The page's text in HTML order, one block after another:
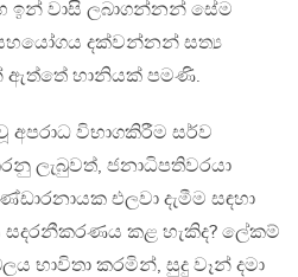
ඉන් වාසි ලබාගන්නන් සේම
සහයෝගය දක්වන්නන් සත්‍ය
ඇත්තේ හානියක් පමණි.
අපරාධ විභාගකිරීම සර්ව
ලැබුවත්, ජනාධිපතිවරයා
එලවා දැමීම සඳහා
සදරනීකරණය කළ හැකිද? ලේකම්
භාවිතා කරමින්, සුදු වෑන් දමා